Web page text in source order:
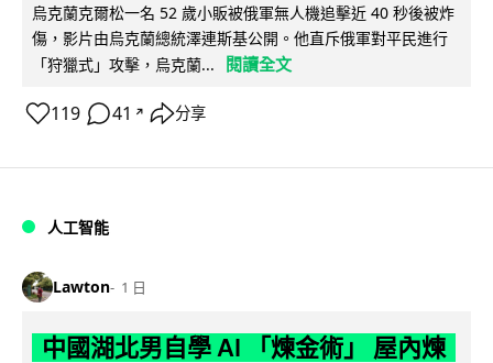
烏克蘭克爾松一名 52 歲小販被俄軍無人機追擊近 40 秒後被炸
傷，影片由烏克蘭總統澤連斯基公開。他直斥俄軍對平民進行
「狩獵式」攻擊，烏克蘭...
閱讀全文
119 41 ↗ 分享
人工智能
Lawton 1 日
中國湖北男自學 AI 「煉金術」 屋內煉